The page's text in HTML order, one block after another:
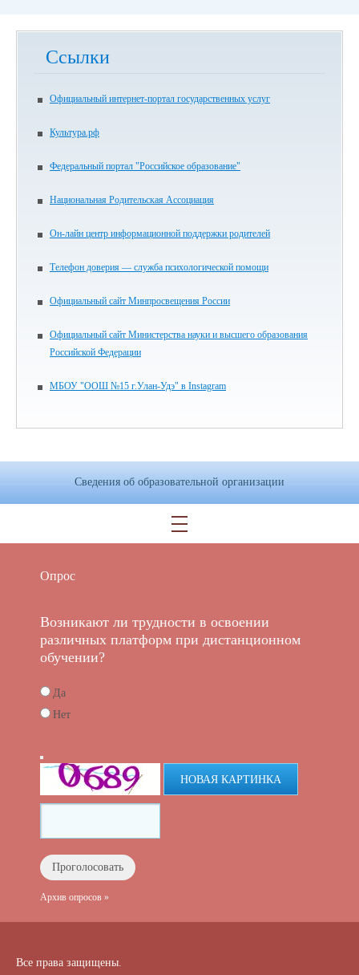
Ссылки
Официальный интернет-портал государственных услуг
Культура.рф
Федеральный портал "Российское образование"
Национальная Родительская Ассоциация
Он-лайн центр информационной поддержки родителей
Телефон доверия — служба психологической помощи
Официальный сайт Минпросвещения России
Официальный сайт Министерства науки и высшего образования
Российской Федерации
МБОУ "ООШ №15 г.Улан-Удэ" в Instagram
Сведения об образовательной организации
Опрос
Возникают ли трудности в освоении
различных платформ при дистанционном
обучении?
Да
Нет
НОВАЯ КАРТИНКА
Архив опросов »
Все права защищены.